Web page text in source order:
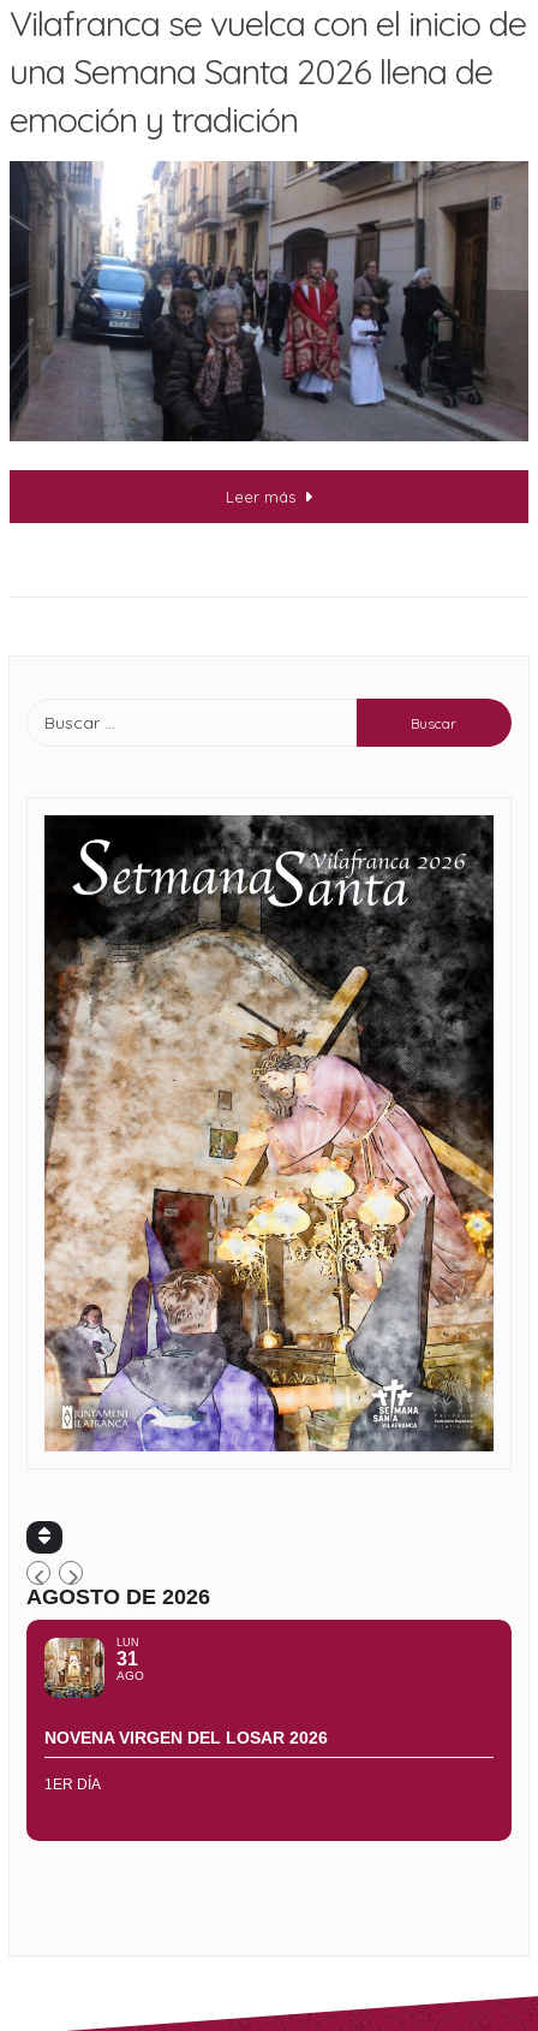
Vilafranca se vuelca con el inicio de
una Semana Santa 2026 llena de
emoción y tradición
Leer más
AGOSTO DE 2026
LUN
31
AGO
NOVENA VIRGEN DEL LOSAR 2026
1ER DÍA